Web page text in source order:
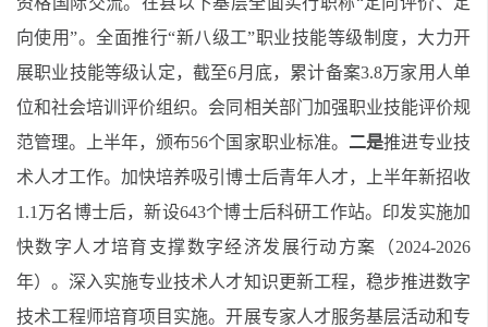
向使用”。全面推行“新八级工”职业技能等级制度，大力开
展职业技能等级认定，截至6月底，累计备案3.8万家用人单
位和社会培训评价组织。会同相关部门加强职业技能评价规
范管理。上半年，颁布56个国家职业标准。 二是推进专业技
术人才工作。加快培养吸引博士后青年人才，上半年新招收
1.1万名博士后，新设643个博士后科研工作站。印发实施加
快数字人才培育支撑数字经济发展行动方案（2024-2026
年）。深入实施专业技术人才知识更新工程，稳步推进数字
技术工程师培育项目实施。开展专家人才服务基层活动和专